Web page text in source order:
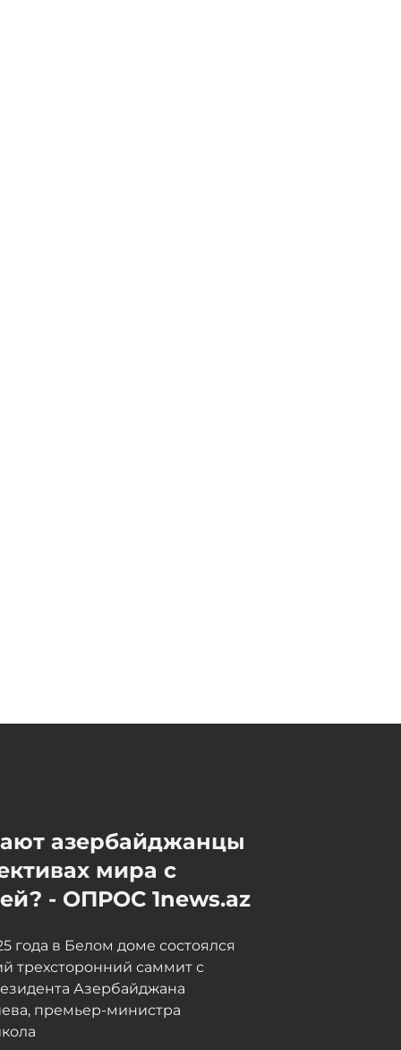
обновляют к сентябрю -
азербайджанцы
мира с
- ОПРОС 1news.az
года в Белом доме состоялся
трехсторонний саммит с
Азербайджана
премьер-министра